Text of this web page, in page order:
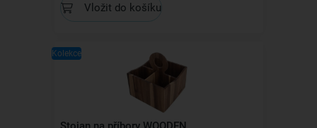
Vložit do košíku
Kolekce